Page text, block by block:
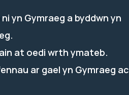
yn Gymraeg a byddwn yn
at oedi wrth ymateb.
ar gael yn Gymraeg ac